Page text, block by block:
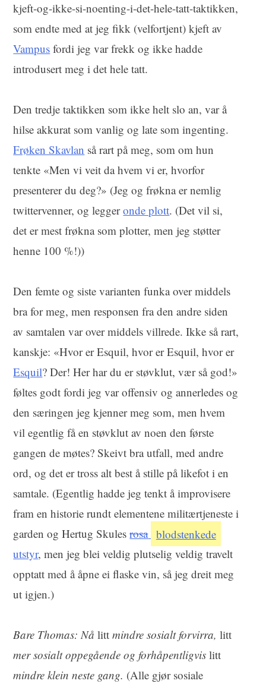
kjeft-og-ikke-si-noenting-i-det-hele-tatt-taktikken,
som endte med at jeg fikk (velfortjent) kjeft av
Vampus fordi jeg var frekk og ikke hadde
introdusert meg i det hele tatt.
Den tredje taktikken som ikke helt slo an, var å
hilse akkurat som vanlig og late som ingenting.
Frøken Skavlan så rart på meg, som om hun
tenkte «Men vi veit da hvem vi er, hvorfor
presenterer du deg?» (Jeg og frøkna er nemlig
twittervenner, og leggeronde plott. (Det vil si,
det er mest frøkna som plotter, men jeg støtter
henne 100 %!))
Den femte og siste varianten funka over middels
bra for meg, men responsen fra den andre siden
av samtalen var over middels villrede. Ikke så rart,
kanskje: «Hvor er Esquil, hvor er Esquil, hvor er
Esquil? Der! Her har du er støvklut, vær så god!»
føltes godt fordi jeg var offensiv og annerledes og
den særingen jeg kjenner meg som, men hvem
vil egentlig få en støvklut av noen den første
gangen de møtes? Skeivt bra utfall, med andre
ord, og det er tross alt best å stille på likefot i en
samtale. (Egentlig hadde jeg tenkt å improvisere
fram en historie rundt elementene militærtjeneste i
garden og Hertug Skulesrosa blodstenkede
utstyr, men jeg blei veldig plutselig veldig travelt
opptatt med å åpne ei flaske vin, så jeg dreit meg
ut igjen.)
Bare Thomas: Nålitt mindre sosialt forvirra,litt
mer sosialt oppegående og forhåpentligvislitt
mindre klein neste gang. (Alle gjør sosiale